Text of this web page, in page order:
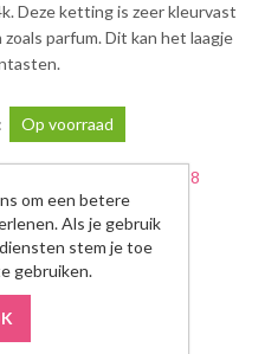
Deze ketting is zeer kleurvast
parfum. Dit kan het laagje
Op voorraad
6097723214238
om een betere
Als je gebruik
stem je toe
gebruiken.